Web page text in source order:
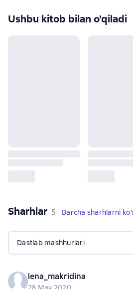
Ushbu kitob bilan o'qiladi
Sharhlar 5 sharhlar
5 Barcha sharhlarni
Dastlab mashhurlari
lena_makridina